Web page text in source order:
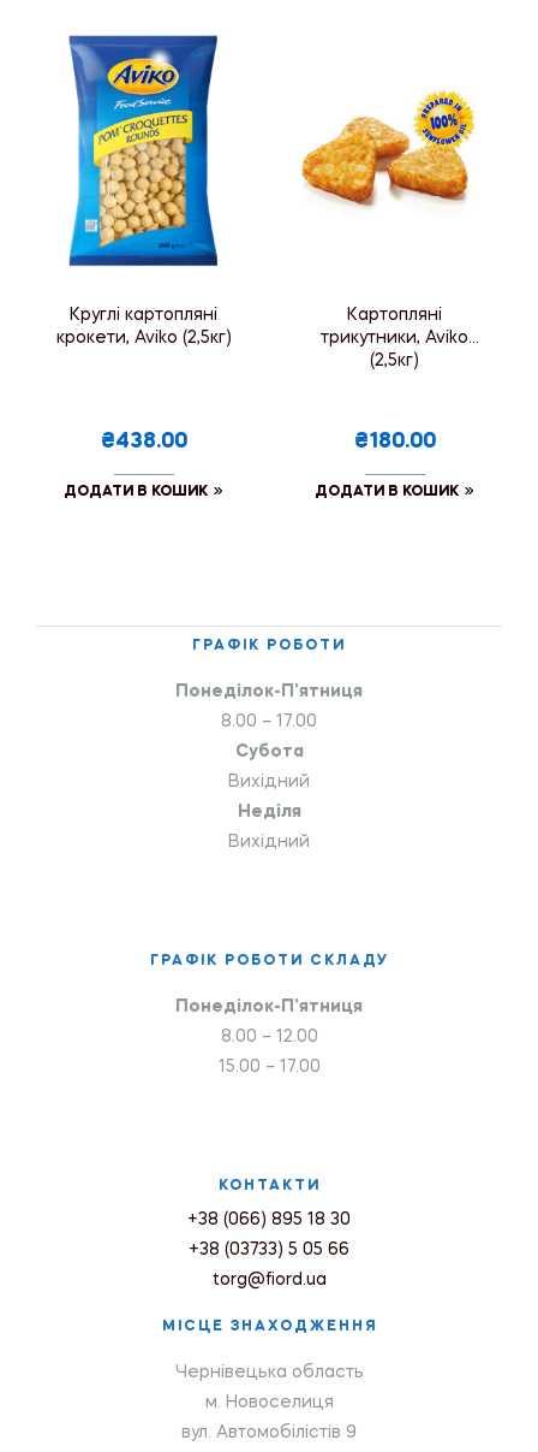
Круглі картопляні
крокети, Aviko (2,5кг)
₴438.00
ДОДАТИ В КОШИК
Картопляні
трикутники, Aviko
(2,5кг)
₴180.00
ДОДАТИ В КОШИК
ГРАФІК РОБОТИ
Понеділок-П’ятниця
8.00 – 17.00
Субота
Вихідний
Неділя
Вихідний
ГРАФІК РОБОТИ СКЛАДУ
Понеділок-П’ятниця
8.00 – 12.00
15.00 – 17.00
КОНТАКТИ
+38 (066) 895 18 30
+38 (03733) 5 05 66
torg@fiord.ua
МІСЦЕ ЗНАХОДЖЕННЯ
Чернівецька область
м. Новоселиця
вул. Автомобілістів 9